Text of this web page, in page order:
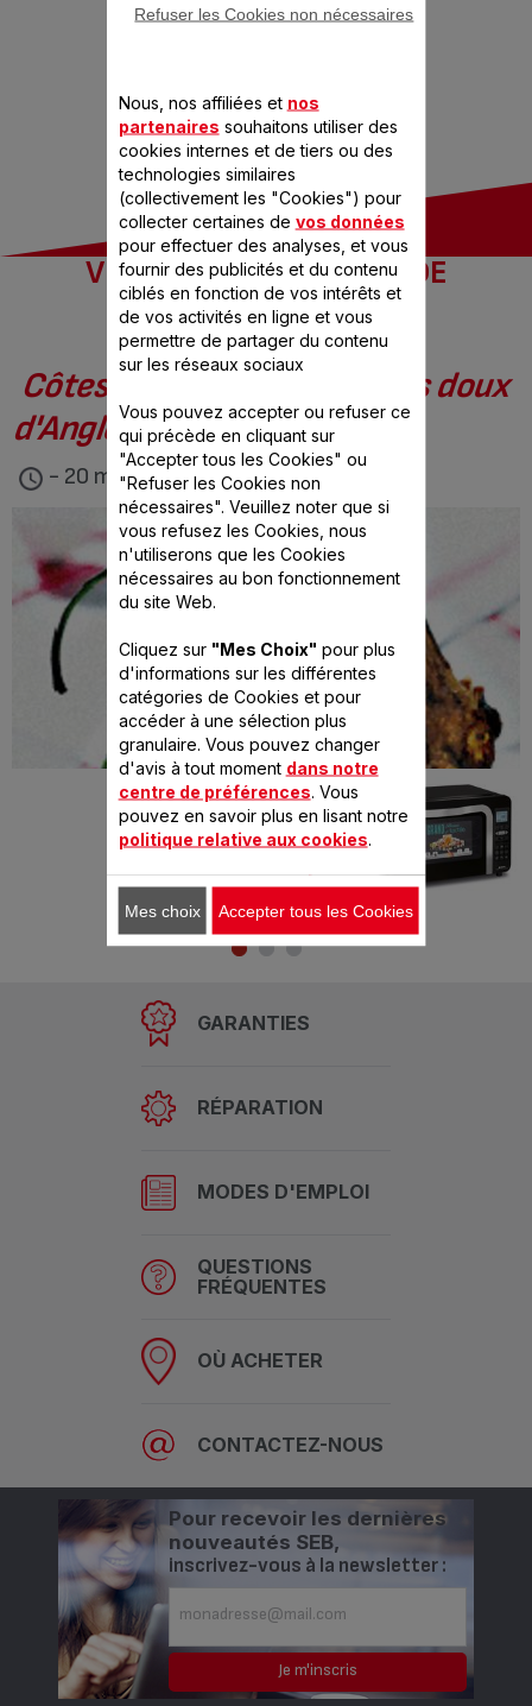
VOS RECETTES COUPS DE
COEUR
Côtes de boeuf aux piments doux
d'Anglet
- 20 min
Préparé avec
DELICE XL TACTILE 9
PROGRAMMES
GARANTIES
RÉPARATION
MODES D'EMPLOI
QUESTIONS
FRÉQUENTES
OÙ ACHETER
CONTACTEZ-NOUS
Pour recevoir les dernières
nouveautés SEB,
inscrivez-vous à la newsletter :
Nous, nos affiliées et nos
partenaires souhaitons utiliser des
cookies internes et de tiers ou des
technologies similaires
(collectivement les "Cookies") pour
collecter certaines de vos données
pour effectuer des analyses, et vous
fournir des publicités et du contenu
ciblés en fonction de vos intérêts et
de vos activités en ligne et vous
permettre de partager du contenu
sur les réseaux sociaux
Vous pouvez accepter ou refuser ce
qui précède en cliquant sur
"Accepter tous les Cookies" ou
"Refuser les Cookies non
nécessaires". Veuillez noter que si
vous refusez les Cookies, nous
n'utiliserons que les Cookies
nécessaires au bon fonctionnement
du site Web.
Cliquez sur "Mes Choix" pour plus
d'informations sur les différentes
catégories de Cookies et pour
accéder à une sélection plus
granulaire. Vous pouvez changer
d'avis à tout moment dans notre
centre de préférences. Vous
pouvez en savoir plus en lisant notre
politique relative aux cookies.
Refuser les Cookies non nécessaires
Mes choix Accepter tous les Cookies